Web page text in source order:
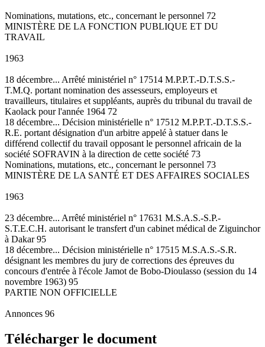
Nominations, mutations, etc., concernant le personnel 72
MINISTÈRE DE LA FONCTION PUBLIQUE ET DU
TRAVAIL
1963
18 décembre... Arrêté ministériel n° 17514 M.P.P.T.-D.T.S.S.-
T.M.Q. portant nomination des assesseurs, employeurs et
travailleurs, titulaires et suppléants, auprès du tribunal du travail de
Kaolack pour l'année 1964 72
18 décembre... Décision ministérielle n° 17512 M.P.P.T.-D.T.S.S.-
R.E. portant désignation d'un arbitre appelé à statuer dans le
différend collectif du travail opposant le personnel africain de la
société SOFRAVIN à la direction de cette société 73
Nominations, mutations, etc., concernant le personnel 73
MINISTÈRE DE LA SANTÉ ET DES AFFAIRES SOCIALES
1963
23 décembre... Arrêté ministériel n° 17631 M.S.A.S.-S.P.-
S.T.E.C.H. autorisant le transfert d'un cabinet médical de Ziguinchor
à Dakar 95
18 décembre... Décision ministérielle n° 17515 M.S.A.S.-S.R.
désignant les membres du jury de corrections des épreuves du
concours d'entrée à l'école Jamot de Bobo-Dioulasso (session du 14
novembre 1963) 95
PARTIE NON OFFICIELLE
Annonces 96
Télécharger le document